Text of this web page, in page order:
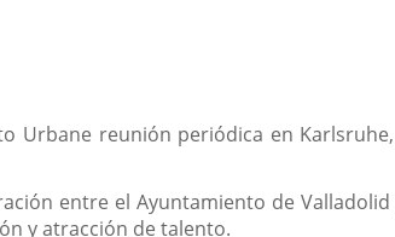
Urbane reunión periódica en
entre el Ayuntamiento de
y atracción de talento.